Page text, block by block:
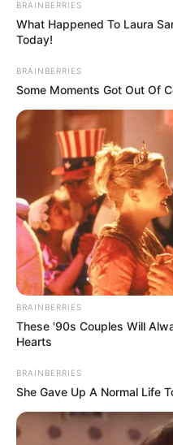
ΣΗΜΑΝΤΙΚΕΣ ΕΙΔΗΣΕΙΣ
ΑΥΤΟΣ Ο ΜΗΝΑΣ
ΑΛΛΑΓΗ. ΑΥΤΟΣ
ΤΗΝ ΣΩΤΗΡΙΑ
ΕΙΣΤΕ
ΣΤΗΝ ΚΑΤΑΙΓΙΔΑ.
ΡΟΜΠΕΡΤ ΚΕΝΝΕΝΤΥ:
ΑΛΛΑΓΗ. ΑΥΤΟΣ Ο ΜΗΝΑΣ
ΟΛΟΥΣ ΕΜΑΣ. ΝΑ ΕΙΣΤΕ
ΣΤΗΝ ΚΑΤΑΙΓΙΔΑ....
BRAINBERRIES
What Happened To Laura
Today!
BRAINBERRIES
Some Moments Got Out Of
BRAINBERRIES
These '90s Couples Will
Hearts
BRAINBERRIES
She Gave Up A Normal Life